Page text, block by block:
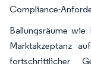
Compliance-
Ballungsräume
Marktakzeptanz
fortschrittlicher